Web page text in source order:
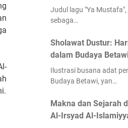
Judul lagu "Ya
sebaga…
Sholawat Dustur:
dalam Budaya
Ilustrasi busana adat
Budaya Betawi, yan…
Makna dan Sejarah
Al-Irsyad Al-